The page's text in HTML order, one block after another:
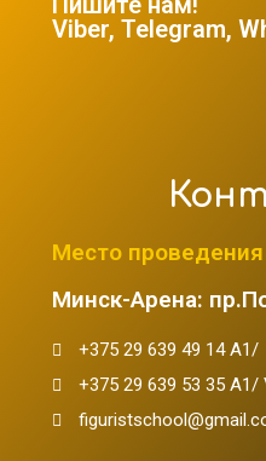
Viber, Telegram,
Место
Минск-Арена:
+375 29 639 49 14 A1/
+375 29 639 53 35